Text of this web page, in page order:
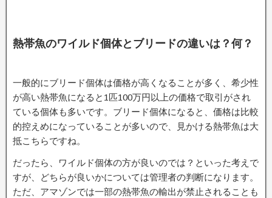
熱帯魚のワイルド個体とブリードの違いは？何？
一般的にブリード個体は価格が高くなることが多く、希少性
が高い熱帯魚になると1匹100万円以上の価格で取引がされ
ている個体も多いです。ブリード個体になると、価格は比較
的控えめになっていることが多いので、見かける熱帯魚は大
抵こちらですね。
だったら、ワイルド個体の方が良いのでは？といった考えで
すが、どちらが良いかについては管理者の判断になります。
ただ、アマゾンでは一部の熱帯魚の輸出が禁止されることも